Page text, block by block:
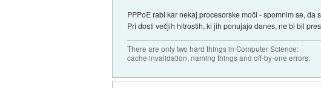
PPPoE rabi kar nekaj procesorske moči - spomnim se,
Pri dosti večjih hitrostih, ki jih ponujajo danes, ne bi bil
There are only two hard things in Computer Science:
cache invalidation, naming things and off-by-one errors.